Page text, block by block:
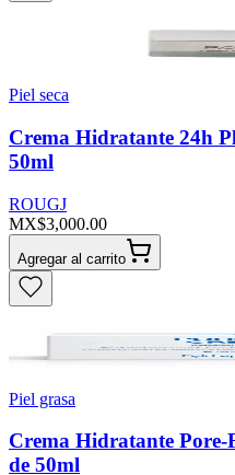
Piel seca
Crema Hidratante 24h
50ml
ROUGJ
MX$3,000.00
Agregar al carrito
Piel grasa
Crema Hidratante
de 50ml